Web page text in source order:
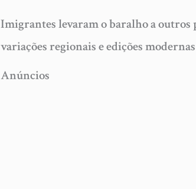
Imigrantes levaram o baralho a outros
variações regionais e edições
Anúncios